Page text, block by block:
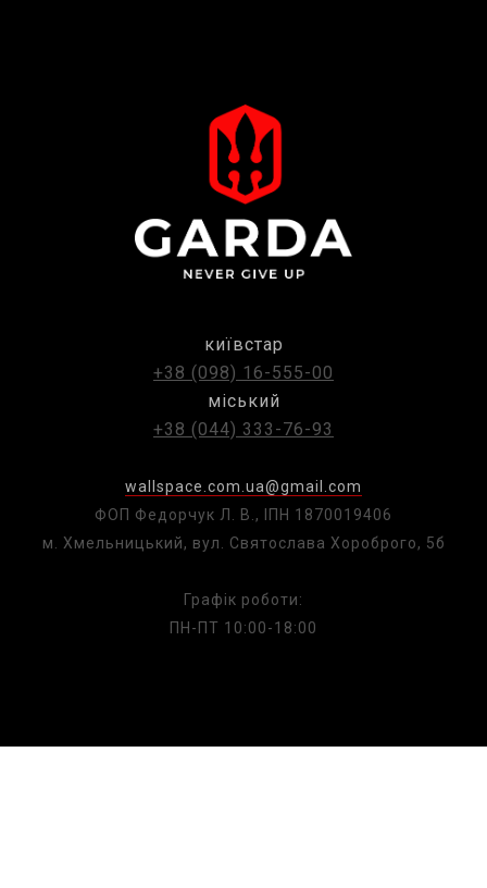
київстар
+38 (098) 16-555-00
міський
+38 (044) 333-76-93
wallspace.com.ua@gmail.com
ФОП Федорчук Л. В., ІПН 1870019406
м. Хмельницький, вул. Святослава Хороброго, 5б
Графік роботи:
ПН-ПТ 10:00-18:00